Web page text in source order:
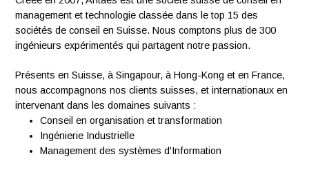
Project, Smartsheet)
Project management certification is a plus
Willingness to travel (Brazil, US, etc.)
À propos d'Antaes
Créée en 2007, Antaes est une société suisse de conseil